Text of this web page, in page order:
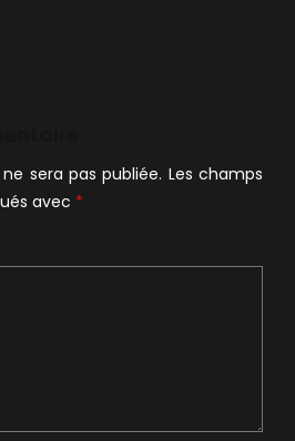
sera pas publiée. Les champs
avec *